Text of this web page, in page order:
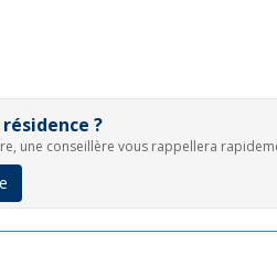
?
une conseillère vous rappellera